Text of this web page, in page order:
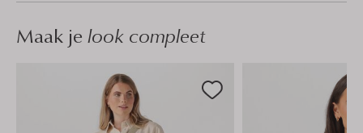
Maak je look compleet